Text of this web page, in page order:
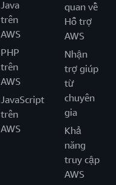
Java
trên
AWS
PHP
trên
AWS
JavaScript
trên
AWS
quan về
Hỗ trợ
AWS
Nhận
trợ giúp
từ
chuyên
gia
Khả
năng
truy cập
AWS